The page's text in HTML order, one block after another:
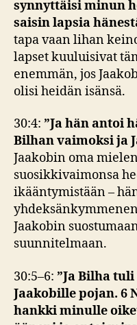
synnyttäisi minun
saisin lapsia
tapa vaan lihan
lapset kuuluisivat
enemmän, jos
olisi heidän isänsä.
30:4: ”Ja hän antoi
Bilhan vaimoksi ja
Jaakobin oma
suosikkivaimonsa
ikääntymistään –
Jaakobin
suunnitelmaan.
30:5–6: ”Ja Bilha
Jaakobille pojan. 6
hankki minulle